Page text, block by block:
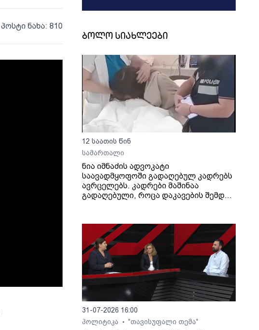
პოსტი ნახა: 810
ბოლო სიახლეები
12 საათის წინ
სამართალი
ნია იმნაძის ადვოკატი
საავადმყოფოში გადაღებულ კადრებს
ავრცელებს. კადრები მაშინაა
გადაღებული, როცა დაკავების შემდეგ
31-07-2026 16:00
პოლიტიკა
• "თავისუფალი თემა"